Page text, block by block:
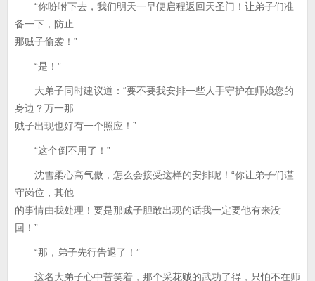
“你吩咐下去，我们明天一早便启程返回天圣门！让弟子们准
备一下，防止
那贼子偷袭！”
“是！”
大弟子同时建议道：“要不要我安排一些人手守护在师娘您的
身边？万一那
贼子出现也好有一个照应！”
“这个倒不用了！”
沈雪柔心高气傲，怎么会接受这样的安排呢！“你让弟子们谨
守岗位，其他
的事情由我处理！要是那贼子胆敢出现的话我一定要他有来没
回！”
“那，弟子先行告退了！”
这名大弟子心中苦笑着，那个采花贼的武功了得，只怕不在师